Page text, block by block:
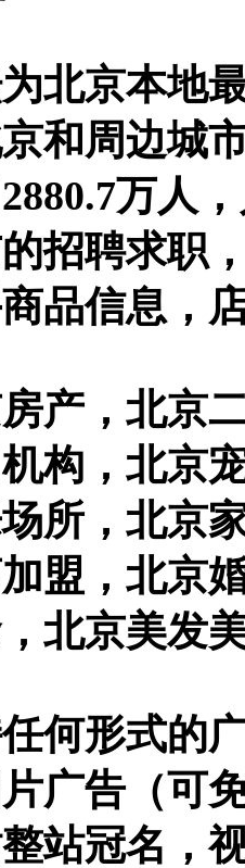
北京本地
和周边城
万人
招聘求职
品信息，
产，北京
构，北京
所，北京
盟，北京
北京美发
何形式的
广告（可
站冠名，